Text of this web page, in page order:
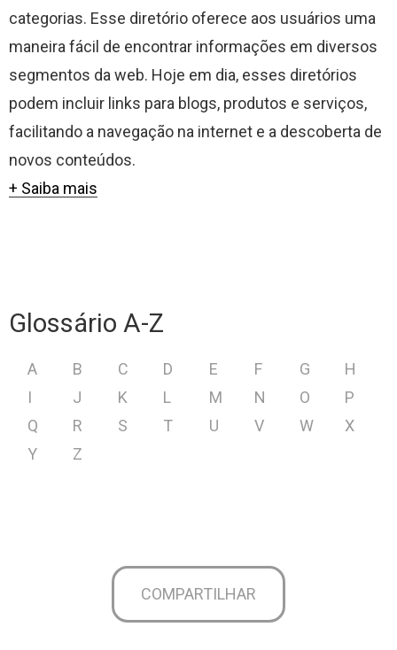
categorias. Esse diretório oferece aos usuários uma
maneira fácil de encontrar informações em diversos
segmentos da web. Hoje em dia, esses diretórios
podem incluir links para blogs, produtos e serviços,
facilitando a navegação na internet e a descoberta de
novos conteúdos.
+ Saiba mais
Glossário A-Z
A B C D E F G
H
I
J K L M N O
P
Q
R S T U V W
X
Y
Z
COMPARTILHAR